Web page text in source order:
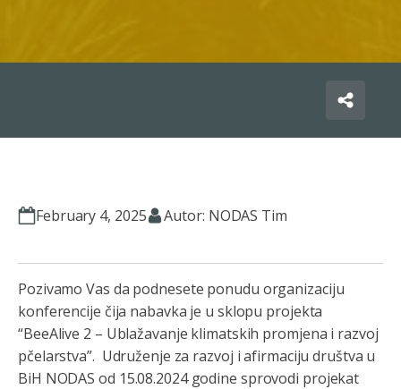
February 4, 2025 Autor: NODAS Tim
Pozivamo Vas da podnesete ponudu organizaciju
konferencije čija nabavka je u sklopu projekta
“BeeAlive 2 – Ublažavanje klimatskih promjena i razvoj
pčelarstva”. Udruženje za razvoj i afirmaciju društva u
BiH NODAS od 15.08.2024 godine sprovodi projekat